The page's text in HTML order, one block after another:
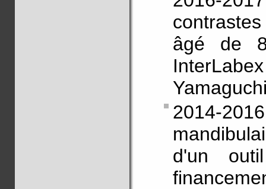
âgé de
2014-
d'un